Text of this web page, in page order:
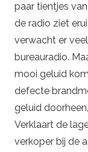
paar tientjes
de radio ziet
verwacht er
bureauradio.
mooi geluid
defecte
geluid
Verklaart de
verkoper bij de